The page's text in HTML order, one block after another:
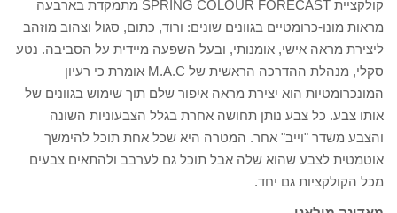
קולקציית SPRING COLOUR FORECAST מתמקדת בארבעה
מראות מונו-כרומטיים בגוונים שונים: ורוד, כתום, סגול וצהוב מוזהב
ליצירת מראה אישי, אומנותי, ובעל השפעה מיידית על הסביבה. נטע
סקלי, מנהלת ההדרכה הראשית של M.A.C אומרת כי רעיון
המונכרומטיות הוא יצירת מראה איפור שלם תוך שימוש בגוונים של
אותו צבע. כל צבע נותן תחושה אחרת בגלל הצבעוניות השונה
והצבע משדר "וייב" אחר. המטרה היא שכל אחת תוכל להימשך
אוטמטית לצבע שהוא שלה אבל תוכל גם לערבב ולהתאים צבעים
מכל הקולקציות גם יחד.